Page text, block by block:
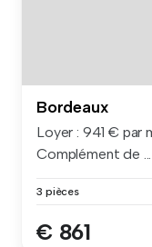
Bordeaux
Loyer : 941 € par
Complément de ...
3 pièces
€ 861